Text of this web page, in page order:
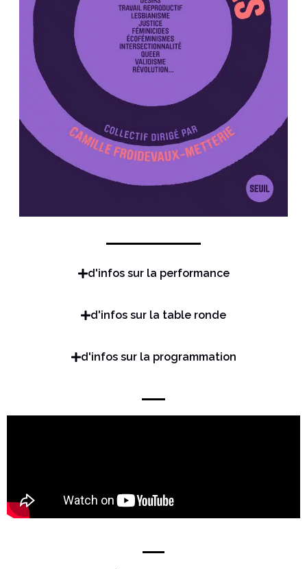
d'infos sur la performance
d'infos sur la table ronde
d'infos sur la programmation